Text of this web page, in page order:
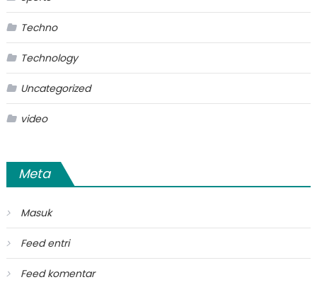
Techno
Technology
Uncategorized
video
Meta
Masuk
Feed entri
Feed komentar